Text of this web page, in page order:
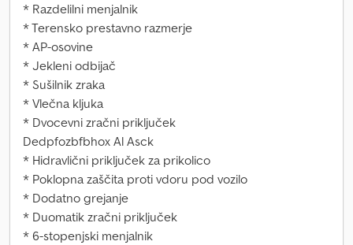
* Razdelilni menjalnik
* Terensko prestavno razmerje
* AP-osovine
* Jekleni odbijač
* Sušilnik zraka
* Vlečna kljuka
* Dvocevni zračni priključek
Dedpfozbfbhox Al Asck
* Hidravlični priključek za prikolico
* Poklopna zaščita proti vdoru pod vozilo
* Dodatno grejanje
* Duomatik zračni priključek
* 6-stopenjski menjalnik